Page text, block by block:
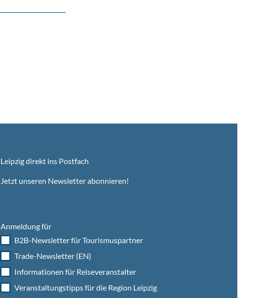
Leipzig direkt ins Postfach
Jetzt unseren Newsletter abonnieren!
Anmeldung für
B2B-Newsletter für Tourismuspartner
Trade-Newsletter (EN)
Informationen für Reiseveranstalter
Veranstaltungstipps für die Region Leipzig